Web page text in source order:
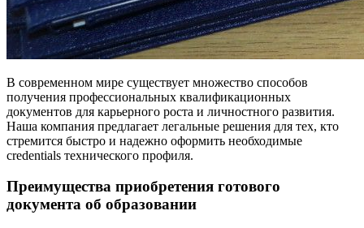
В современном мире существует множество способов
получения профессиональных квалификационных
документов для карьерного роста и личностного развития.
Наша компания предлагает легальные решения для тех, кто
стремится быстро и надежно оформить необходимые
credentials технического профиля.
Преимущества приобретения готового
документа об образовании